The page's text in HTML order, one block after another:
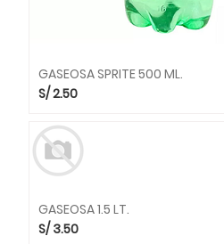
GASEOSA SPRITE 500 ML.
S/2.50
GASEOSA 1.5 LT.
S/ 3.50